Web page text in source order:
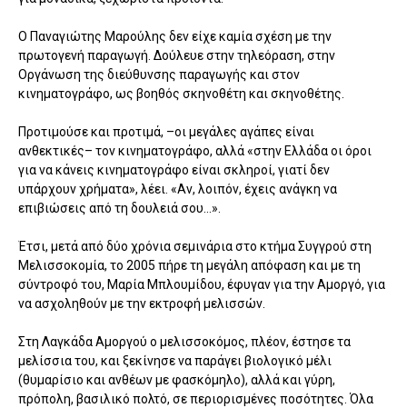
Ο Παναγιώτης Μαρούλης δεν είχε καμία σχέση με την
πρωτογενή παραγωγή. Δούλευε στην τηλεόραση, στην
Οργάνωση της διεύθυνσης παραγωγής και στον
κινηματογράφο, ως βοηθός σκηνοθέτη και σκηνοθέτης.
Προτιμούσε και προτιμά, –οι μεγάλες αγάπες είναι
ανθεκτικές– τον κινηματογράφο, αλλά «στην Ελλάδα οι όροι
για να κάνεις κινηματογράφο είναι σκληροί, γιατί δεν
υπάρχουν χρήματα», λέει. «Αν, λοιπόν, έχεις ανάγκη να
επιβιώσεις από τη δουλειά σου…».
Έτσι, μετά από δύο χρόνια σεμινάρια στο κτήμα Συγγρού στη
Μελισσοκομία, το 2005 πήρε τη μεγάλη απόφαση και με τη
σύντροφό του, Μαρία Μπλουμίδου, έφυγαν για την Αμοργό, για
να ασχοληθούν με την εκτροφή μελισσών.
Στη Λαγκάδα Αμοργού ο μελισσοκόμος, πλέον, έστησε τα
μελίσσια του, και ξεκίνησε να παράγει βιολογικό μέλι
(θυμαρίσιο και ανθέων με φασκόμηλο), αλλά και γύρη,
πρόπολη, βασιλικό πολτό, σε περιορισμένες ποσότητες. Όλα